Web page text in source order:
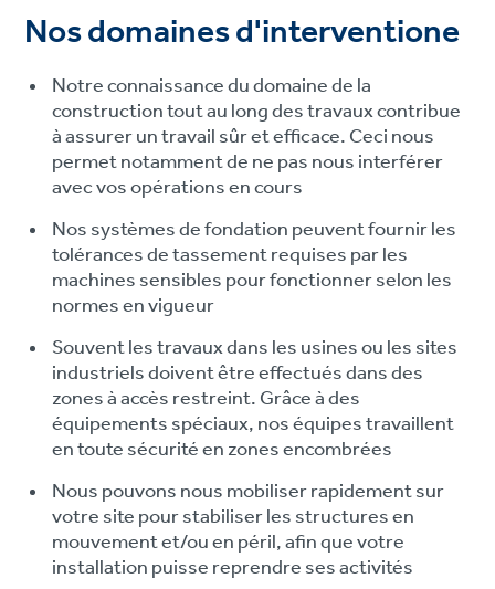
Nos domaines d'interventione
Notre connaissance du domaine de la
construction tout au long des travaux contribue
à assurer un travail sûr et efficace. Ceci nous
permet notamment de ne pas nous interférer
avec vos opérations en cours
Nos systèmes de fondation peuvent fournir les
tolérances de tassement requises par les
machines sensibles pour fonctionner selon les
normes en vigueur
Souvent les travaux dans les usines ou les sites
industriels doivent être effectués dans des
zones à accès restreint. Grâce à des
équipements spéciaux, nos équipes travaillent
en toute sécurité en zones encombrées
Nous pouvons nous mobiliser rapidement sur
votre site pour stabiliser les structures en
mouvement et/ou en péril, afin que votre
installation puisse reprendre ses activités